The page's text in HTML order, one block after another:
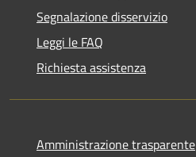
Segnalazione disservizio
Leggi le FAQ
Richiesta assistenza
Amministrazione trasparente